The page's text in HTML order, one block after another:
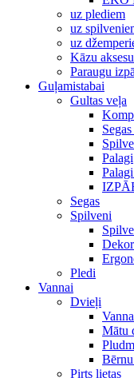
uz plediem
uz
uz
Kāzu
Paraugu
Guļamistabai
Gultas veļa
Palagi
Segas
Spilveni
Pledi
Vannai
Dvieļi
Mātu
Pirts lietas